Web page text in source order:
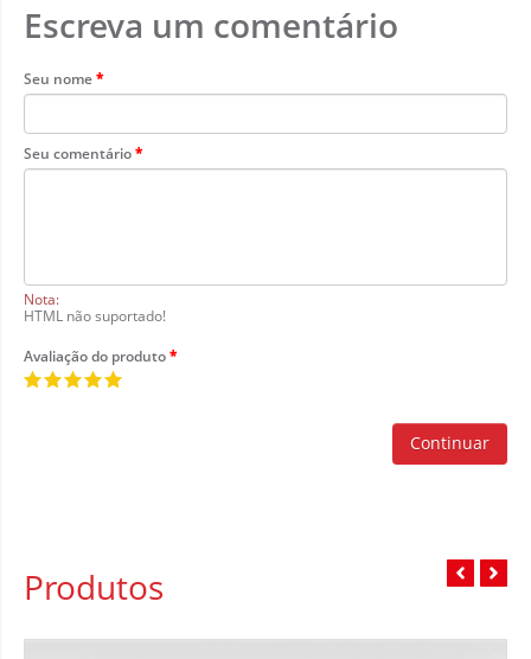
Escreva um comentário
Seu nome
Seu comentário
Nota:
HTML não suportado!
Avaliação do produto
Continuar
Produtos